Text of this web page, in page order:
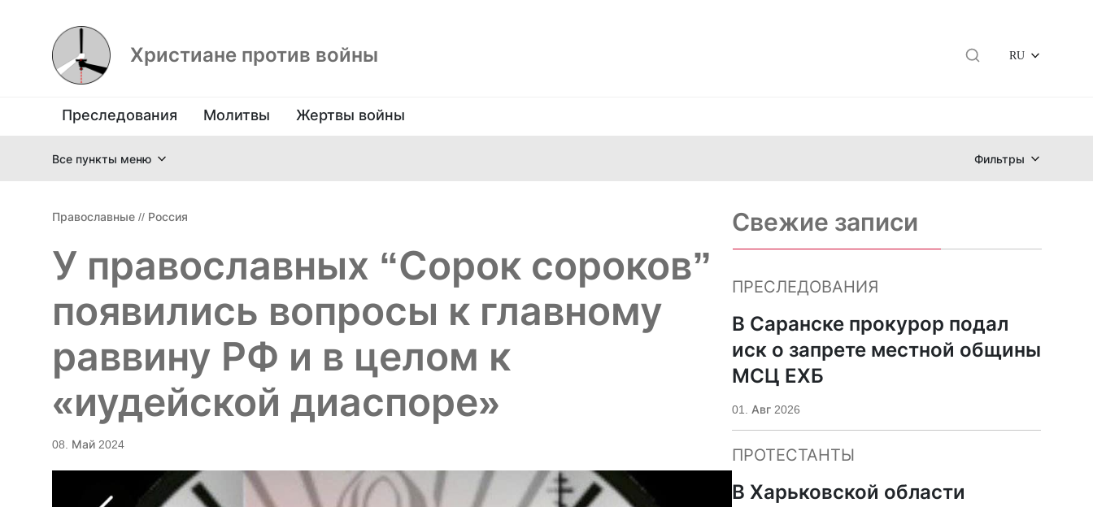
Христиане против войны RU
Преследования Молитвы Жертвы войны
Все пункты меню Фильтры
Православные // Россия
У православных “Сорок сороков”
появились вопросы к главному
раввину РФ и в целом к
«иудейской диаспоре»
08. Май 2024
Свежие записи
ПРЕСЛЕДОВАНИЯ
В Саранске прокурор подал
иск о запрете местной общины
МСЦ ЕХБ
01. Авг 2026
ПРОТЕСТАНТЫ
В Харьковской области